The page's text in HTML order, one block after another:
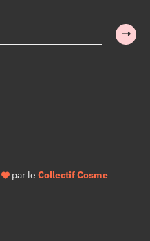
par le Collectif Cosme